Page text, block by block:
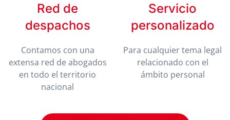
Red de
despachos
Contamos con una
extensa red de abogados
en todo el territorio
nacional
Servicio
personalizado
Para cualquier tema legal
relacionado con el
ámbito personal